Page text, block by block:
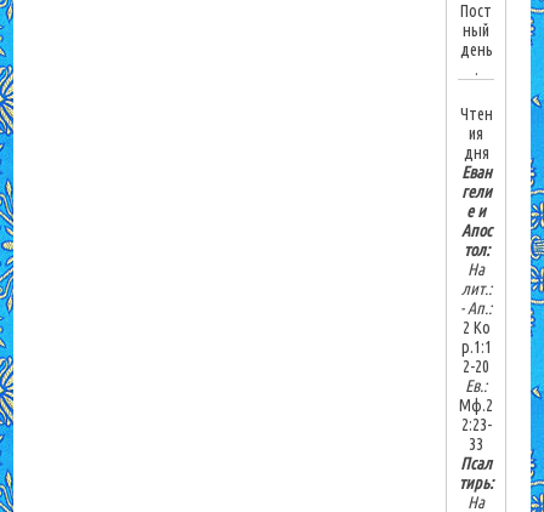
Пост
ный
день
.
Чтен
ия
дня
Еван
гели
е и
Апос
тол:
На
лит.:
-Ап.:
2 Ко
р.1:1
2-20
Ев.:
Мф.2
2:23-
33
Псал
тирь:
На